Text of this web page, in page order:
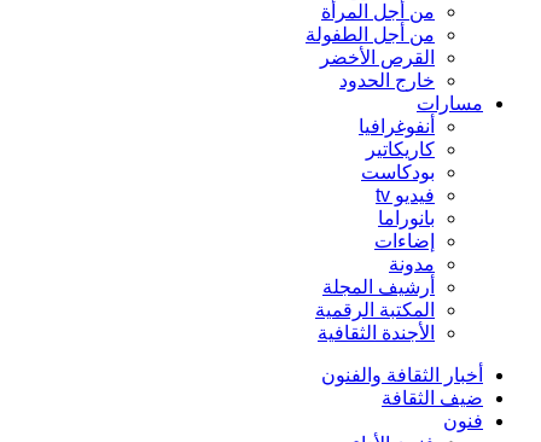
من أجل المرأة
من أجل الطفولة
القرص الأخضر
خارج الحدود
مسارات
أنفوغرافيا
كاريكاتير
بودكاست
فيديو tv
بانوراما
إضاءات
مدونة
أرشيف المجلة
المكتبة الرقمية
الأجندة الثقافية
أخبار الثقافة والفنون
ضيف الثقافة
فنون